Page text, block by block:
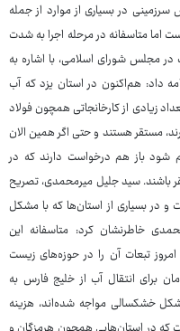
در بسیاری از موارد از جمله
اما متاسفانه در مرحله اجرا به شدت
مجلس شورای اسلامی، با اشاره به
داد: هم‌اکنون در استان یزد که آب
زیادی از کارخانجاتی همچون فولاد
مستقر هستند و حتی اگر همین الان
شود باز هم درخواست دارند که در
باشند. سید جلیل میرمحمدی، تصریح
و در بسیاری از استان‌ها که با مشکل
خاطرنشان کرد: متاسفانه این
تبعات آن را در حوزه‌های زیست
برای انتقال آب از خلیج فارس به
خشکسالی مواجه شده‌اند، هزینه